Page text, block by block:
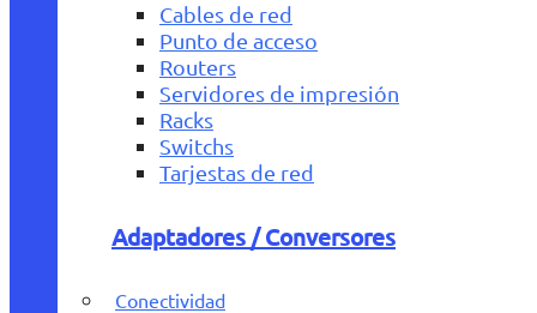
Cables de red
Punto de acceso
Routers
Servidores de impresión
Racks
Switchs
Tarjestas de red
Adaptadores / Conversores
Conectividad